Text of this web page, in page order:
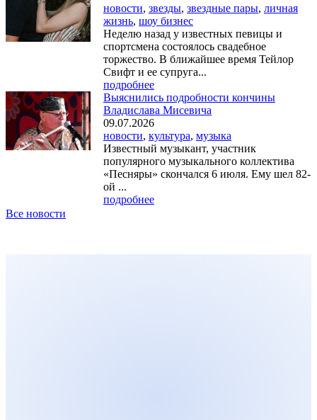
новости, звезды, звездные пары, личная
жизнь, шоу бизнес
Неделю назад у известных певицы и
спортсмена состоялось свадебное
торжество. В ближайшее время Тейлор
Свифт и ее супруга...
подробнее
Выяснились подробности кончины
Владислава Мисевича
09.07.2026
новости, культура, музыка
Известный музыкант, участник
популярного музыкального коллектива
«Песняры» скончался 6 июля. Ему шел 82-
ой ...
подробнее
Все новости